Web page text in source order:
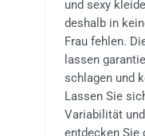
und sexy
deshalb in
Frau fehlen.
lassen
schlagen und
Lassen Sie
Variabilität
entdecken Sie